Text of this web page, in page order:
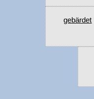
gebärdet